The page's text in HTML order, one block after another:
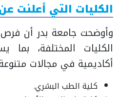
الكليات التي أعلنت
وأوضحت جامعة بدر أن
الكليات المختلفة،
أكاديمية في مجالات
كلية الطب البشري.